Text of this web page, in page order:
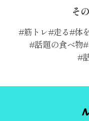
そ
筋トレ 走る 体
話題の食べ物